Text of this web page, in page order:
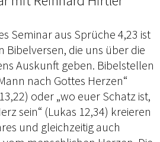
Seminar aus Sprüche 4,23 ist
Bibelversen, die uns über die
Auskunft geben. Bibelstellen
nach Gottes Herzen“
oder „wo euer Schatz ist,
sein“ (Lukas 12,34) kreieren
und gleichzeitig auch